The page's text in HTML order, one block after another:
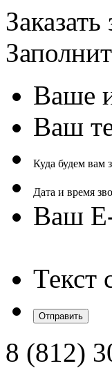
Ваше
Ваш
Куда будем вам
Дата и время
Ваш
Текст
8 (812)